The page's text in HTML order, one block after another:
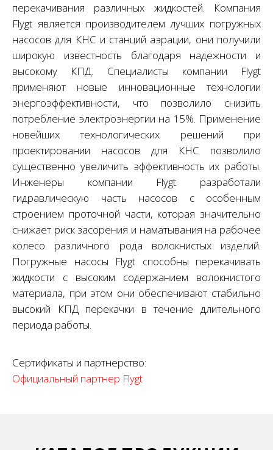
перекачивания различных жидкостей. Компания
Flygt является производителем лучших погружных
насосов для КНС и станций аэрации, они получили
широкую известность благодаря надежности и
высокому КПД. Специалисты компании Flygt
применяют новые инновационные технологии
энергоэффективности, что позволило снизить
потребление электроэнергии на 15%. Применение
новейших технологических решений при
проектировании насосов для КНС позволило
существенно увеличить эффективность их работы.
Инженеры компании Flygt разработали
гидравлическую часть насосов с особенным
строением проточной части, которая значительно
снижает риск засорения и наматывания на рабочее
колесо различного рода волокнистых изделий.
Погружные насосы Flygt способны перекачивать
жидкости с высоким содержанием волокнистого
материала, при этом они обеспечивают стабильно
высокий КПД перекачки в течение длительного
периода работы.
Сертификаты и партнерство:
Официальный партнер Flygt